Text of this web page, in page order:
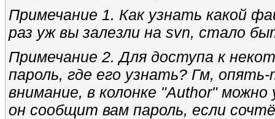
Примечание 1. Как узнать какой
раз уж вы залезли на svn, стало
Примечание 2. Для доступа к
пароль, где его узнать? Гм,
внимание, в колонке "Author"
он сообщит вам пароль, если